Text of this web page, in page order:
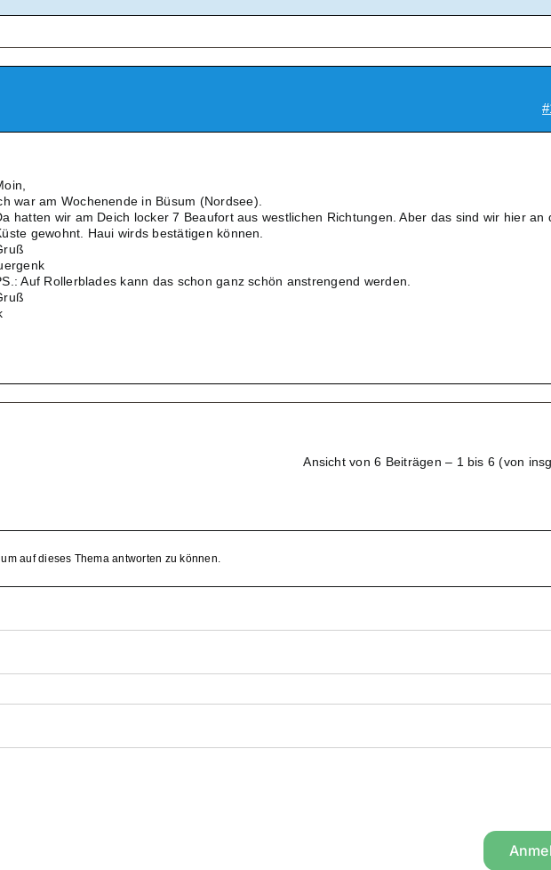
war am Wochenende in Büsum (Nordsee).
hatten wir am Deich locker 7 Beaufort aus westlichen Richtungen. Aber das sind wir hier an
gewohnt. Haui wirds bestätigen können.
Auf Rollerblades kann das schon ganz schön anstrengend werden.
Ansicht von 6 Beiträgen – 1 bis 6 (von
auf dieses Thema antworten zu können.